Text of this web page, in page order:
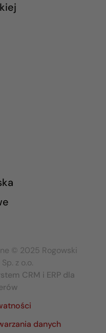
© 2025 Rogowski
z o.o.
CRM i ERP dla
danych